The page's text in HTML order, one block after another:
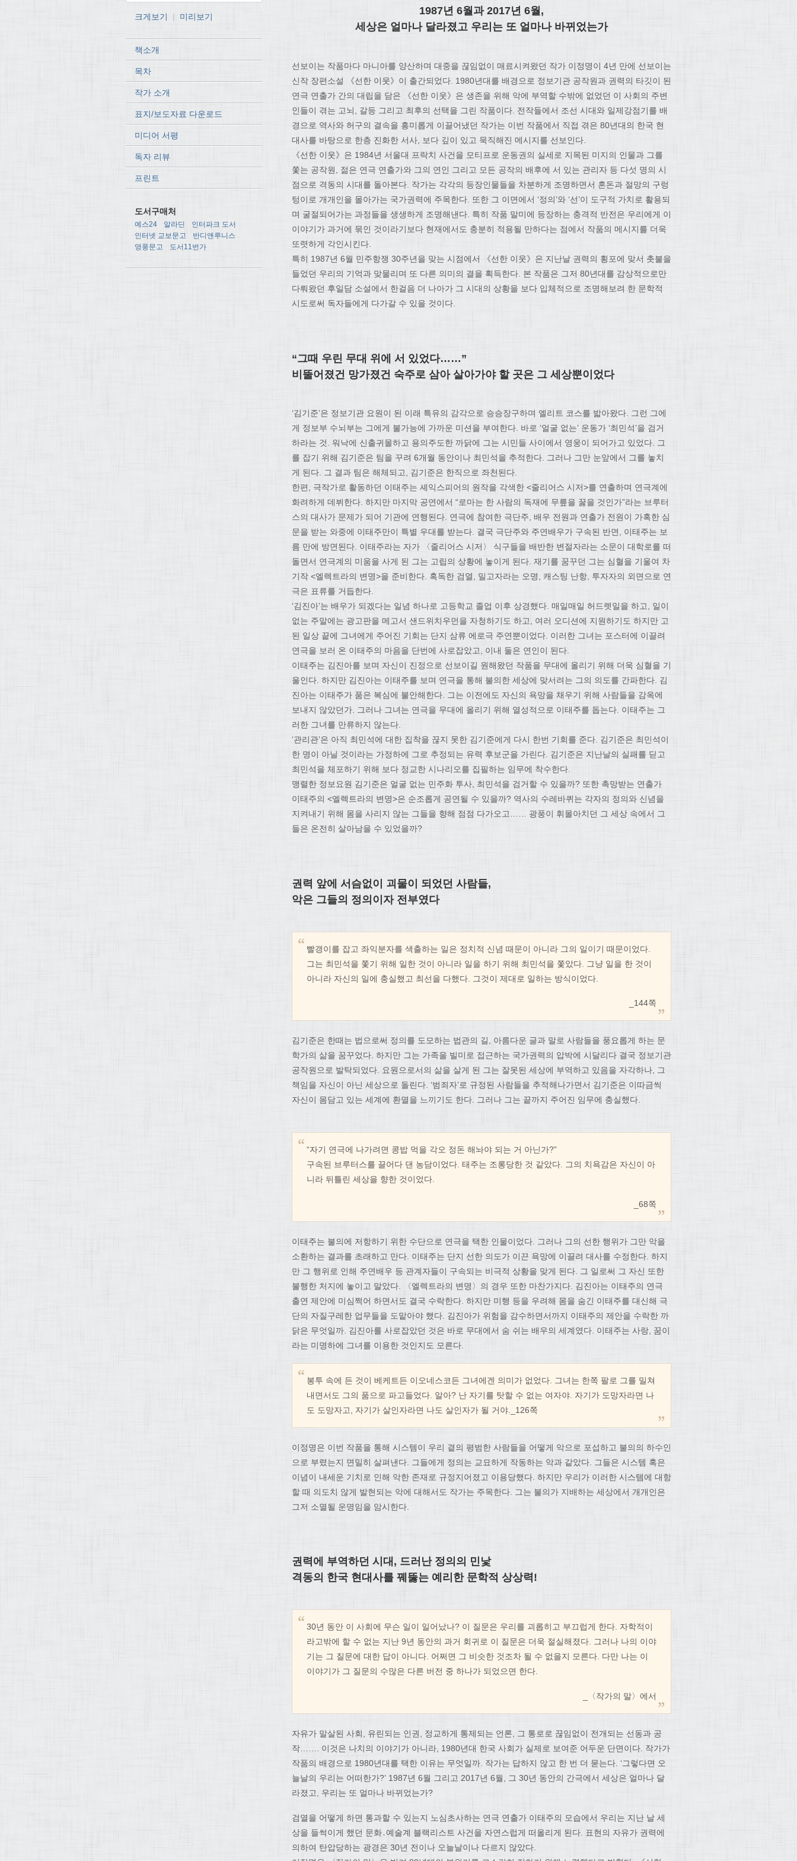
크게보기 | 미리보기
책소개
목차
작가 소개
표지/보도자료 다운로드
미디어 서평
독자 리뷰
프린트
도서구매처
예스24 알라딘
인터파크 도서
인터넷 교보문고
반디앤루니스
영풍문고
도서11번가
1987년 6월과 2017년 6월,
세상은 얼마나 달라졌고 우리는 또 얼마나 바뀌었는가
선보이는 작품마다 마니아를 양산하며 대중을 끊임없이 매료시켜왔던 작가 이정명이 4년 만에 선보이는
신작 장편소설 《선한 이웃》이 출간되었다. 1980년대를 배경으로 정보기관 공작원과 권력의 타깃이 된
연극 연출가 간의 대립을 담은 《선한 이웃》은 생존을 위해 악에 부역할 수밖에 없었던 이 사회의 주변
인들이 겪는 고뇌, 갈등 그리고 최후의 선택을 그린 작품이다. 전작들에서 조선 시대와 일제강점기를 배
경으로 역사와 허구의 결속을 흥미롭게 이끌어냈던 작가는 이번 작품에서 직접 겪은 80년대의 한국 현
대사를 바탕으로 한층 진화한 서사, 보다 깊이 있고 묵직해진 메시지를 선보인다.
《선한 이웃》은 1984년 서울대 프락치 사건을 모티프로 운동권의 실세로 지목된 미지의 인물과 그를
쫓는 공작원, 젊은 연극 연출가와 그의 연인 그리고 모든 공작의 배후에 서 있는 관리자 등 다섯 명의 시
점으로 격동의 시대를 돌아본다. 작가는 각각의 등장인물들을 차분하게 조명하면서 혼돈과 절망의 구렁
텅이로 개개인을 몰아가는 국가권력에 주목한다. 또한 그 이면에서 ‘정의’와 ‘선’이 도구적 가치로 활용되
며 굴절되어가는 과정들을 생생하게 조명해낸다. 특히 작품 말미에 등장하는 충격적 반전은 우리에게 이
이야기가 과거에 묶인 것이라기보다 현재에서도 충분히 적용될 만하다는 점에서 작품의 메시지를 더욱
또렷하게 각인시킨다.
특히 1987년 6월 민주항쟁 30주년을 맞는 시점에서 《선한 이웃》은 지난날 권력의 횡포에 맞서 촛불을
들었던 우리의 기억과 맞물리며 또 다른 의미의 결을 획득한다. 본 작품은 그저 80년대를 감상적으로만
다뤄왔던 후일담 소설에서 한걸음 더 나아가 그 시대의 상황을 보다 입체적으로 조명해보려 한 문학적
시도로써 독자들에게 다가갈 수 있을 것이다.
“그때 우린 무대 위에 서 있었다……”
비뚤어졌건 망가졌건 숙주로 삼아 살아가야 할 곳은 그 세상뿐이었다
‘김기준’은 정보기관 요원이 된 이래 특유의 감각으로 승승장구하며 엘리트 코스를 밟아왔다. 그런 그에
게 정보부 수뇌부는 그에게 불가능에 가까운 미션을 부여한다. 바로 ‘얼굴 없는’ 운동가 ‘최민석’을 검거
하라는 것. 워낙에 신출귀몰하고 용의주도한 까닭에 그는 시민들 사이에서 영웅이 되어가고 있었다. 그
를 잡기 위해 김기준은 팀을 꾸려 6개월 동안이나 최민석을 추적한다. 그러나 그만 눈앞에서 그를 놓치
게 된다. 그 결과 팀은 해체되고, 김기준은 한직으로 좌천된다.
한편, 극작가로 활동하던 이태주는 셰익스피어의 원작을 각색한 <줄리어스 시저>를 연출하며 연극계에
화려하게 데뷔한다. 하지만 마지막 공연에서 “로마는 한 사람의 독재에 무릎을 꿇을 것인가”라는 브루터
스의 대사가 문제가 되어 기관에 연행된다. 연극에 참여한 극단주, 배우 전원과 연출가 전원이 가혹한 심
문을 받는 와중에 이태주만이 특별 우대를 받는다. 결국 극단주와 주연배우가 구속된 반면, 이태주는 보
름 만에 방면된다. 이태주라는 자가 〈줄리어스 시저〉 식구들을 배반한 변절자라는 소문이 대학로를 떠
돌면서 연극계의 미움을 사게 된 그는 고립의 상황에 놓이게 된다. 재기를 꿈꾸던 그는 심혈을 기울여 차
기작 <엘렉트라의 변명>을 준비한다. 혹독한 검열, 밀고자라는 오명, 캐스팅 난항, 투자자의 외면으로 연
극은 표류를 거듭한다.
‘김진아’는 배우가 되겠다는 일념 하나로 고등학교 졸업 이후 상경했다. 매일매일 허드렛일을 하고, 일이
없는 주말에는 광고판을 메고서 샌드위치우먼을 자청하기도 하고, 여러 오디션에 지원하기도 하지만 고
된 일상 끝에 그녀에게 주어진 기회는 단지 삼류 에로극 주연뿐이었다. 이러한 그녀는 포스터에 이끌려
연극을 보러 온 이태주의 마음을 단번에 사로잡았고, 이내 둘은 연인이 된다.
이태주는 김진아를 보며 자신이 진정으로 선보이길 원해왔던 작품을 무대에 올리기 위해 더욱 심혈을 기
울인다. 하지만 김진아는 이태주를 보며 연극을 통해 불의한 세상에 맞서려는 그의 의도를 간파한다. 김
진아는 이태주가 품은 복심에 불안해한다. 그는 이전에도 자신의 욕망을 채우기 위해 사람들을 감옥에
보내지 않았던가. 그러나 그녀는 연극을 무대에 올리기 위해 열성적으로 이태주를 돕는다. 이태주는 그
러한 그녀를 만류하지 않는다.
‘관리관’은 아직 최민석에 대한 집착을 끊지 못한 김기준에게 다시 한번 기회를 준다. 김기준은 최민석이
한 명이 아닐 것이라는 가정하에 그로 추정되는 유력 후보군을 가린다. 김기준은 지난날의 실패를 딛고
최민석을 체포하기 위해 보다 정교한 시나리오를 집필하는 임무에 착수한다.
맹렬한 정보요원 김기준은 얼굴 없는 민주화 투사, 최민석을 검거할 수 있을까? 또한 촉망받는 연출가
이태주의 <엘렉트라의 변명>은 순조롭게 공연될 수 있을까? 역사의 수레바퀴는 각자의 정의와 신념을
지켜내기 위해 몸을 사리지 않는 그들을 향해 점점 다가오고…… 광풍이 휘몰아치던 그 세상 속에서 그
들은 온전히 살아남을 수 있었을까?
권력 앞에 서슴없이 괴물이 되었던 사람들,
악은 그들의 정의이자 전부였다
빨갱이를 잡고 좌익분자를 색출하는 일은 정치적 신념 때문이 아니라 그의 일이기 때문이었다.
그는 최민석을 쫓기 위해 일한 것이 아니라 일을 하기 위해 최민석을 쫓았다. 그냥 일을 한 것이
아니라 자신의 일에 충실했고 최선을 다했다. 그것이 제대로 일하는 방식이었다.
_144쪽
김기준은 한때는 법으로써 정의를 도모하는 법관의 길, 아름다운 글과 말로 사람들을 풍요롭게 하는 문
학가의 삶을 꿈꾸었다. 하지만 그는 가족을 빌미로 접근하는 국가권력의 압박에 시달리다 결국 정보기관
공작원으로 발탁되었다. 요원으로서의 삶을 살게 된 그는 잘못된 세상에 부역하고 있음을 자각하나, 그
책임을 자신이 아닌 세상으로 돌린다. ‘범죄자’로 규정된 사람들을 추적해나가면서 김기준은 이따금씩
자신이 몸담고 있는 세계에 환멸을 느끼기도 한다. 그러나 그는 끝까지 주어진 임무에 충실했다.
“자기 연극에 나가려면 콩밥 먹을 각오 정돈 해놔야 되는 거 아닌가?”
구속된 브루터스를 끌어다 댄 농담이었다. 태주는 조롱당한 것 같았다. 그의 치욕감은 자신이 아
니라 뒤틀린 세상을 향한 것이었다.
_68쪽
이태주는 불의에 저항하기 위한 수단으로 연극을 택한 인물이었다. 그러나 그의 선한 행위가 그만 악을
소환하는 결과를 초래하고 만다. 이태주는 단지 선한 의도가 이끈 욕망에 이끌려 대사를 수정한다. 하지
만 그 행위로 인해 주연배우 등 관계자들이 구속되는 비극적 상황을 맞게 된다. 그 일로써 그 자신 또한
불행한 처지에 놓이고 말았다. 〈엘렉트라의 변명〉의 경우 또한 마찬가지다. 김진아는 이태주의 연극
출연 제안에 미심쩍어 하면서도 결국 수락한다. 하지만 미행 등을 우려해 몸을 숨긴 이태주를 대신해 극
단의 자질구레한 업무들을 도맡아야 했다. 김진아가 위험을 감수하면서까지 이태주의 제안을 수락한 까
닭은 무엇일까. 김진아를 사로잡았던 것은 바로 무대에서 숨 쉬는 배우의 세계였다. 이태주는 사랑, 꿈이
라는 미명하에 그녀를 이용한 것인지도 모른다.
봉투 속에 든 것이 베케트든 이오네스코든 그녀에겐 의미가 없었다. 그녀는 한쪽 팔로 그를 밀쳐
내면서도 그의 품으로 파고들었다. 알아? 난 자기를 탓할 수 없는 여자야. 자기가 도망자라면 나
도 도망자고, 자기가 살인자라면 나도 살인자가 될 거야._126쪽
이정명은 이번 작품을 통해 시스템이 우리 곁의 평범한 사람들을 어떻게 악으로 포섭하고 불의의 하수인
으로 부렸는지 면밀히 살펴낸다. 그들에게 정의는 교묘하게 작동하는 악과 같았다. 그들은 시스템 혹은
이념이 내세운 기치로 인해 악한 존재로 규정지어졌고 이용당했다. 하지만 우리가 이러한 시스템에 대항
할 때 의도치 않게 발현되는 악에 대해서도 작가는 주목한다. 그는 불의가 지배하는 세상에서 개개인은
그저 소멸될 운명임을 암시한다.
권력에 부역하던 시대, 드러난 정의의 민낯
격동의 한국 현대사를 꿰뚫는 예리한 문학적 상상력!
30년 동안 이 사회에 무슨 일이 일어났나? 이 질문은 우리를 괴롭히고 부끄럽게 한다. 자학적이
라고밖에 할 수 없는 지난 9년 동안의 과거 회귀로 이 질문은 더욱 절실해졌다. 그러나 나의 이야
기는 그 질문에 대한 답이 아니다. 어쩌면 그 비슷한 것조차 될 수 없을지 모른다. 다만 나는 이
이야기가 그 질문의 수많은 다른 버전 중 하나가 되었으면 한다.
_〈작가의 말〉에서
자유가 말살된 사회, 유린되는 인권, 정교하게 통제되는 언론, 그 통로로 끊임없이 전개되는 선동과 공
작……. 이것은 나치의 이야기가 아니라, 1980년대 한국 사회가 실제로 보여준 어두운 단면이다. 작가가
작품의 배경으로 1980년대를 택한 이유는 무엇일까. 작가는 답하지 않고 한 번 더 묻는다. ‘그렇다면 오
늘날의 우리는 어떠한가?’ 1987년 6월 그리고 2017년 6월, 그 30년 동안의 간극에서 세상은 얼마나 달
라졌고, 우리는 또 얼마나 바뀌었는가?
검열을 어떻게 하면 통과할 수 있는지 노심초사하는 연극 연출가 이태주의 모습에서 우리는 지난 날 세
상을 들썩이게 했던 문화․예술계 블랙리스트 사건을 자연스럽게 떠올리게 된다. 표현의 자유가 권력에
의하여 탄압당하는 광경은 30년 전이나 오늘날이나 다르지 않았다.